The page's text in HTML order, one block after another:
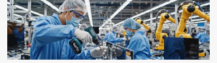
este 2026 Sony y TCL continuarán con las conversaciones para
ejecutar acuerdos vinculantes definitivos. Sujeto a la firma de los
acuerdos definitivos y a las aprobaciones regulatorias pertinentes,
entre otras condiciones, se espera que la nueva compañía inicie sus
operaciones en abril de 2027. ¿Por qué en Abril? Bueno,